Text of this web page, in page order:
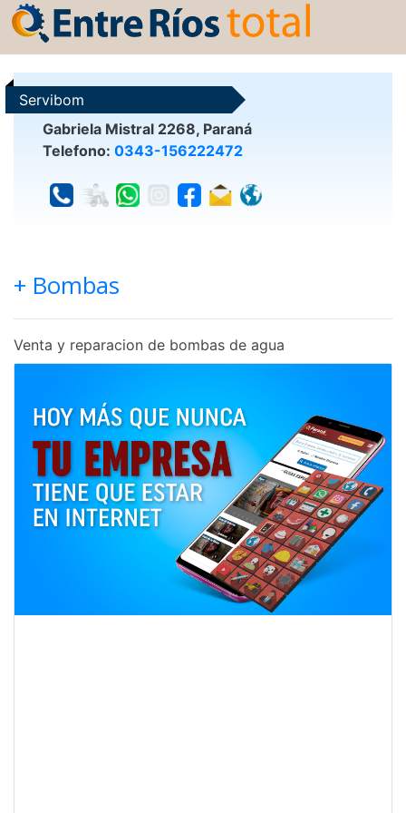
Servibom
Gabriela Mistral 2268, Paraná
Telefono: 0343-156222472
+ Bombas
Venta y reparacion de bombas de agua